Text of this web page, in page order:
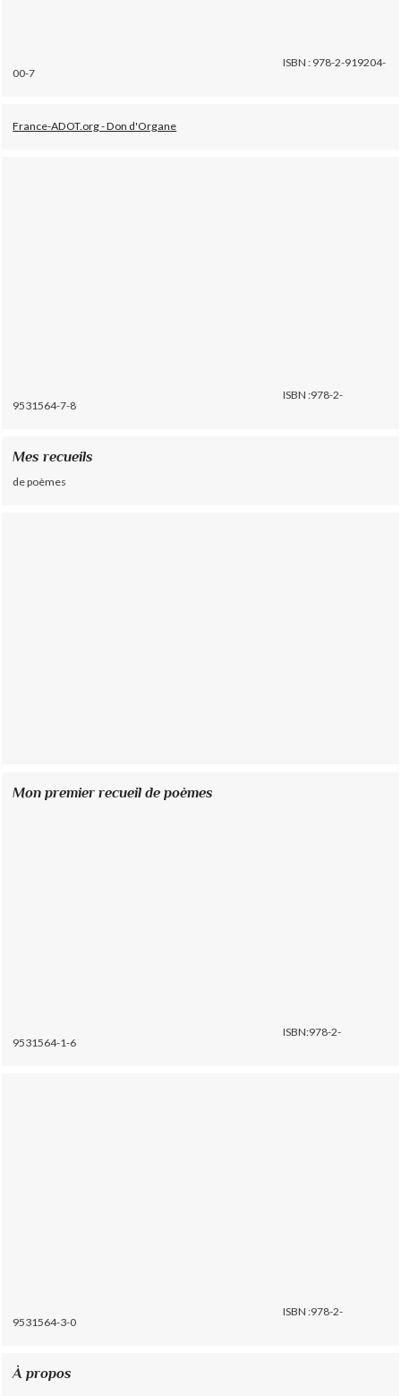
ISBN : 978-2-919204-
00-7
France-ADOT.org - Don d'Organe
ISBN :978-2-
9531564-7-8
Mes recueils
de poèmes
Mon premier recueil de poèmes
ISBN:978-2-
9531564-1-6
ISBN :978-2-
9531564-3-0
À propos